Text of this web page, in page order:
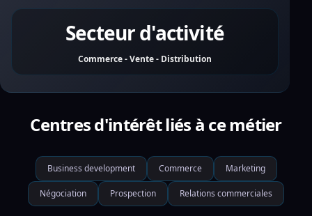
Secteur d'activité
Commerce - Vente - Distribution
Centres d'intérêt liés à ce métier
Business development Commerce Marketing
Négociation Prospection Relations commerciales